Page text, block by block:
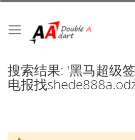
跳
内
容
搜索结果: '黑马超级
电报找